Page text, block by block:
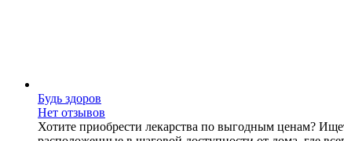
Будь здоров
Нет отзывов
Хотите приобрести лекарства по выгодным ценам?